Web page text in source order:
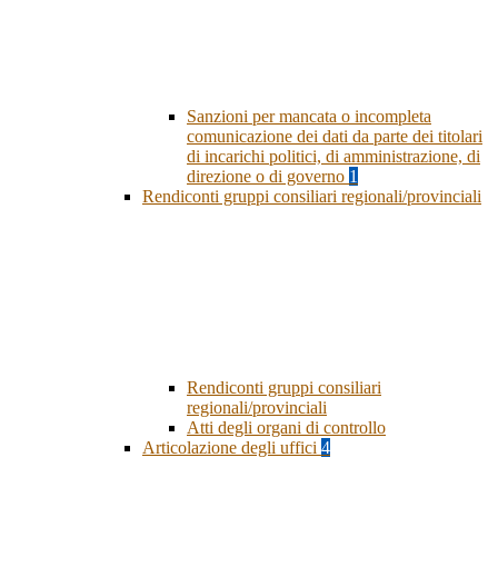
Sanzioni per mancata o incompleta
comunicazione dei dati da parte dei titolari
di incarichi politici, di amministrazione, di
direzione o di governo 1
Rendiconti gruppi consiliari regionali/provinciali
Rendiconti gruppi consiliari
regionali/provinciali
Atti degli organi di controllo
Articolazione degli uffici 4